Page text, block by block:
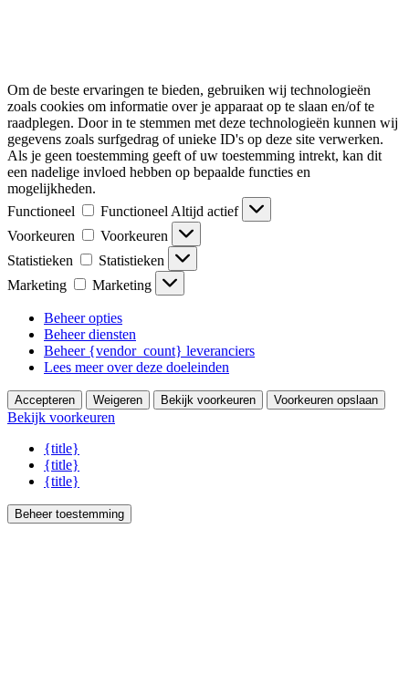
Om de beste ervaringen te bieden, gebruiken wij technologieën
zoals cookies om informatie over je apparaat op te slaan en/of te
raadplegen. Door in te stemmen met deze technologieën kunnen wij
gegevens zoals surfgedrag of unieke ID's op deze site verwerken.
Als je geen toestemming geeft of uw toestemming intrekt, kan dit
een nadelige invloed hebben op bepaalde functies en
mogelijkheden.
Functioneel
Functioneel Altijd actief
Voorkeuren
Voorkeuren
Statistieken
Statistieken
Marketing
Marketing
Beheer opties
Beheer diensten
Beheer {vendor_count} leveranciers
Lees meer over deze doeleinden
Accepteren Weigeren Bekijk voorkeuren Voorkeuren opslaan
Bekijk voorkeuren
{title}
{title}
{title}
Beheer toestemming